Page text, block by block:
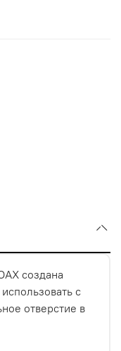
создана
с
отверстие в